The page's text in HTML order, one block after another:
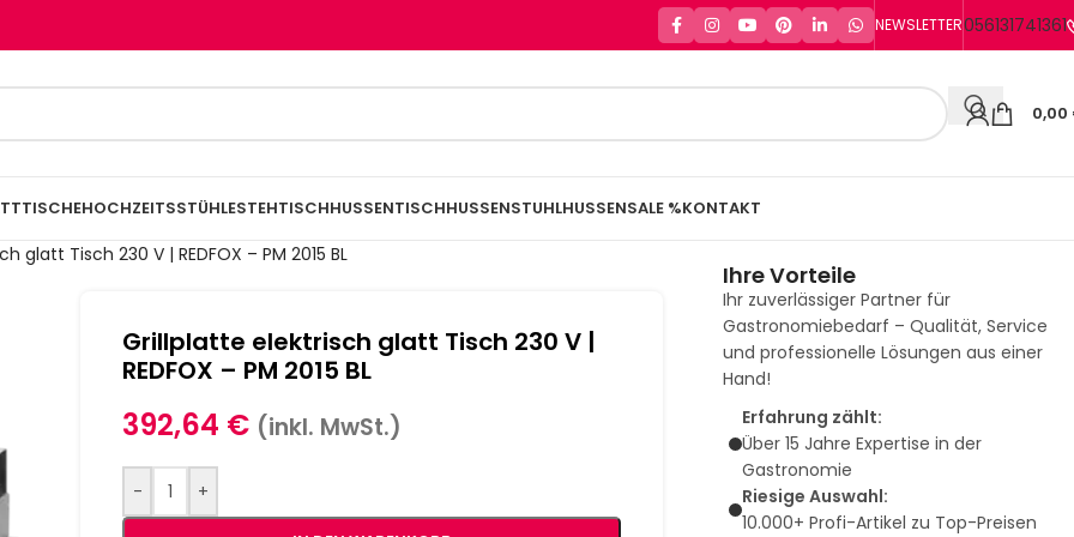
NEWSLETTER056131741361
0,00
HOCHZEITSSTÜHLESTEHTISCHHUSSENTISCHHUSSENSTUHLHUSSENSALE %KONTAKT
glatt Tisch 230 V | REDFOX – PM 2015 BL
Grillplatte elektrisch glatt Tisch 230 V |
REDFOX – PM 2015 BL
392,64 € (inkl. MwSt.)
- +
Ihre Vorteile
Ihr zuverlässiger Partner für
Gastronomiebedarf – Qualität, Service
und professionelle Lösungen aus einer
Hand!
Erfahrung zählt:
Über 15 Jahre Expertise in der
Gastronomie
Riesige Auswahl:
10.000+ Profi-Artikel zu Top-Preisen